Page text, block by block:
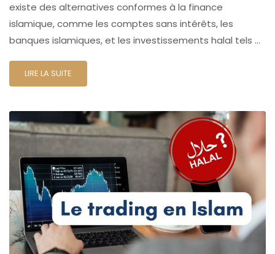
existe des alternatives conformes à la finance
islamique, comme les comptes sans intérêts, les
banques islamiques, et les investissements halal tels …
LIRE LA SUITE